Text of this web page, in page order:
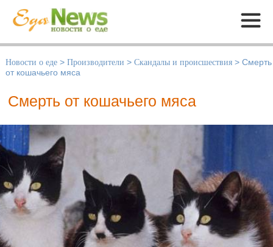
Меню
Новости о еде > Производители > Скандалы и происшествия > Смерть
от кошачьего мяса
Смерть от кошачьего мяса